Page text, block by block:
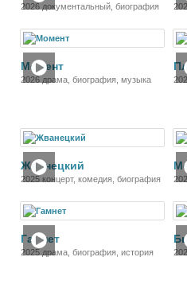
2026 документальный, биография
Момент
2026 драма, биография, музыка
Жванецкий
2025 концерт, комедия, биография
Гамнет
2025 драма, биография, история